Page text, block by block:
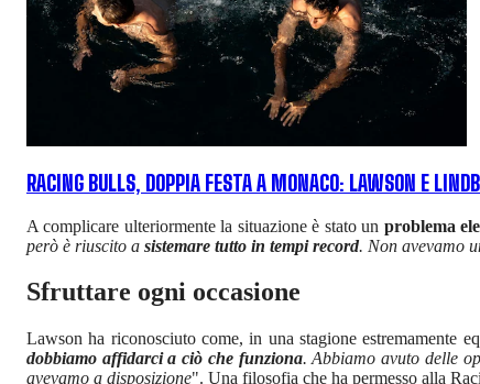
RACING BULLS, DOPPIA FESTA A MONACO: LAWSON E
A complicare ulteriormente la situazione è stato un problema
però è riuscito a sistemare tutto in tempi record. Non avevamo
Sfruttare ogni occasione
Lawson ha riconosciuto come, in una stagione estremamente
dobbiamo affidarci a ciò che funziona. Abbiamo avuto delle
avevamo a disposizione". Una filosofia che ha permesso alla